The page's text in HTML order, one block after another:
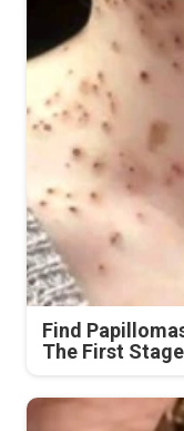
Find
The First